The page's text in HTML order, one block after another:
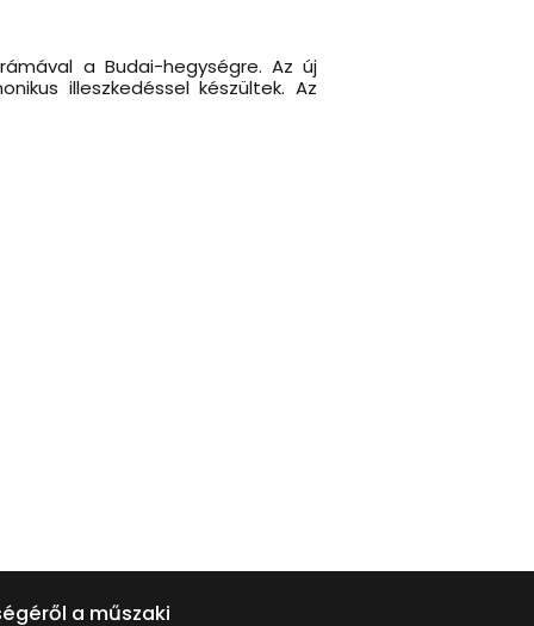
a Budai-hegységre. Az új
illeszkedéssel készültek. Az
a műszaki